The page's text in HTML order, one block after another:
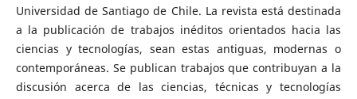
Universidad de Santiago de Chile. La revista está destinada
a la publicación de trabajos inéditos orientados hacia las
ciencias y tecnologías, sean estas antiguas, modernas o
contemporáneas. Se publican trabajos que contribuyan a la
discusión acerca de las ciencias, técnicas y tecnologías